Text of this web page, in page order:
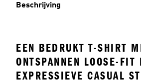
Beschrijving
EEN BEDRUKT T-SHIRT
ONTSPANNEN LOOSE-FIT
EXPRESSIEVE CASUAL